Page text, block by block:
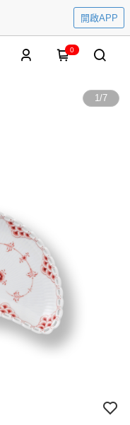
開啟APP
0
1/7